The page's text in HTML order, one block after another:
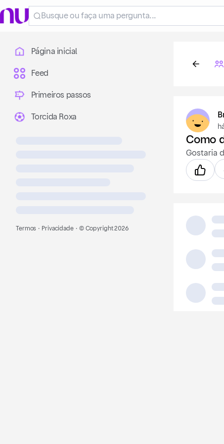
Página inicial
Feed
Primeiros passos
Torcida Roxa
Termos · Privacidade · © Copyright2026
Como
Gostaria